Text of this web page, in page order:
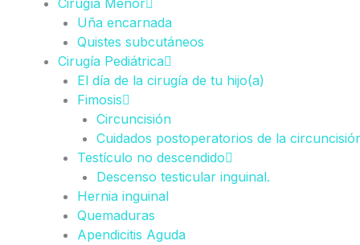
Cirugía Menor
Uña encarnada
Quistes subcutáneos
Cirugía Pediátrica
El día de la cirugía de tu hijo(a)
Fimosis
Circuncisión
Cuidados postoperatorios de la
Testículo no descendido
Descenso testicular inguinal.
Hernia inguinal
Quemaduras
Apendicitis Aguda